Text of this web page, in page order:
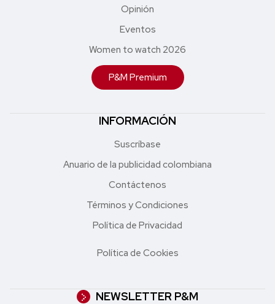
Opinión
Eventos
Women to watch 2026
P&M Premium
INFORMACIÓN
Suscríbase
Anuario de la publicidad colombiana
Contáctenos
Términos y Condiciones
Política de Privacidad
Política de Cookies
NEWSLETTER P&M